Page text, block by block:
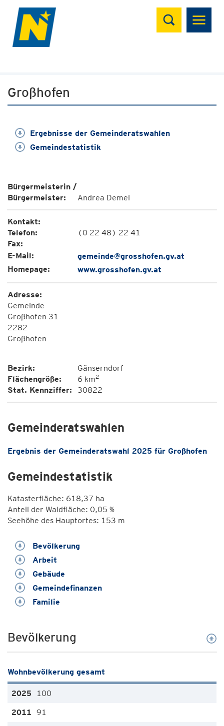
Suchen
Großhofen
Ergebnisse der Gemeinderatswahlen
Gemeindestatistik
Bürgermeisterin /
Bürgermeister:
Andrea Demel
Kontakt:
Telefon:
(0 22 48) 22 41
Fax:
E-Mail:
gemeinde@grosshofen.gv.at
Homepage:
www.grosshofen.gv.at
Adresse:
Gemeinde
Großhofen 31
2282
Großhofen
Bezirk:
Gänserndorf
Flächengröße:
6 km2
Stat. Kennziffer: 30822
Gemeinderatswahlen
Ergebnis der Gemeinderatswahl 2025 für Großhofen
Gemeindestatistik
Katasterfläche: 618,37 ha
Anteil der Waldfläche: 0,05 %
Seehöhe des Hauptortes: 153 m
Bevölkerung
Arbeit
Gebäude
Gemeindefinanzen
Familie
Bevölkerung
Wohnbevölkerung gesamt
100
91